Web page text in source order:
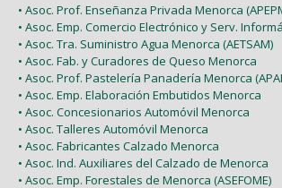
• Asoc. Prof. Enseñanza Privada Menorca
• Asoc. Emp. Comercio Electrónico y Serv.
• Asoc. Tra. Suministro Agua Menorca (AETSAM)
• Asoc. Fab. y Curadores de Queso Menorca
• Asoc. Prof. Pastelería Panadería Menorca
• Asoc. Emp. Elaboración Embutidos Menorca
• Asoc. Concesionarios Automóvil Menorca
• Asoc. Talleres Automóvil Menorca
• Asoc. Fabricantes Calzado Menorca
• Asoc. Ind. Auxiliares del Calzado de Menorca
• Asoc. Emp. Forestales de Menorca (ASEFOME)